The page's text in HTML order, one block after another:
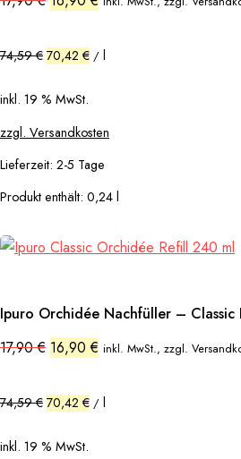
Preis
17,90 €
Preis
74,59€ 70,42 € / l
inkl. 19 % MwSt.
zzgl. Versandkosten
Lieferzeit: 2-5 Tage
Produkt enthält: 0,24 l
Ipuro Orchidée Nachfüller – Classic
17,90€ Ursprünglicher
Preis
16,90€ Aktueller
Preis
inkl. MwSt., zzgl.
74,59€ 70,42 € / l
inkl. 19 % MwSt.